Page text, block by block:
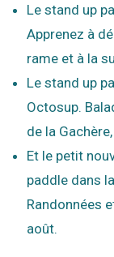
Le stand up
Apprenez à
rame et à la
Le stand up
Octosup.
de la
Et le petit
paddle dans
Randonnées
août.